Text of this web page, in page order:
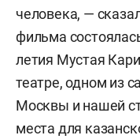
человека, —
фильма
летия Мустая
театре, одном из
Москвы и нашей
места для